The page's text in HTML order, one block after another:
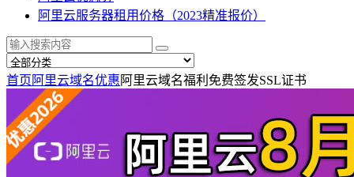
阿里云服务器租用价格（2023精准报价）
首页 阿里云域名优惠 阿里云域名福利免费签发SSL证书